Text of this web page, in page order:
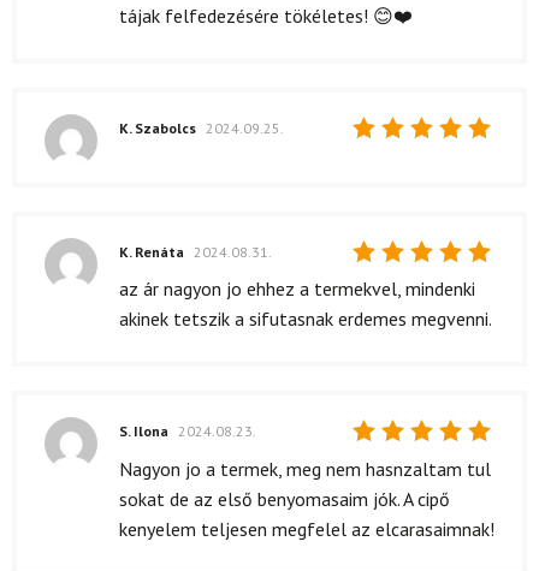
tájak felfedezésére tökéletes! 😊❤️
K. Szabolcs 2024.09.25.
Értékelés:
/ 5
K. Renáta 2024.08.31.
az ár nagyon jo ehhez a termekvel, mindenki
akinek tetszik a sifutasnak erdemes megvenni.
Értékelés:
S. Ilona 2024.08.23.
Nagyon jo a termek, meg nem hasnzaltam tul
sokat de az első benyomasaim jók. A cipő
kenyelem teljesen megfelel az elcarasaimnak!